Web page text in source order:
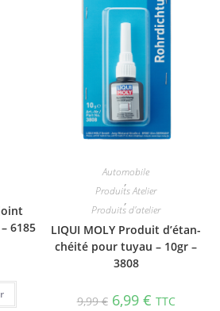
6185
Automobile
,
Produits Atelier
,
Produits d'atelier
LIQUI MOLY Produit d’étan­
chéité pour tuyau – 10gr –
3808
9,99€ 6,99 € TTC